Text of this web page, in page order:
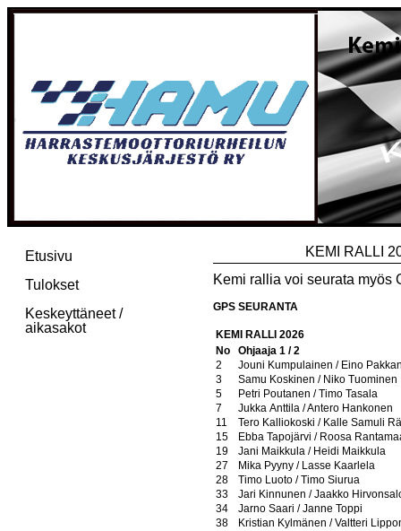
Etusivu
Tulokset
Keskeyttäneet /
aikasakot
KEMI RALLI
Kemi rallia voi seurata myös
GPS SEURANTA
KEMI RALLI 2026
No
Ohjaaja 1 / 2
2
Jouni Kumpulainen / Eino
3
Samu Koskinen / Niko Tuominen
5
Petri Poutanen / Timo Tasala
7
Jukka Anttila / Antero Hankonen
11
Tero Kalliokoski / Kalle Samuli
15
Ebba Tapojärvi / Roosa
19
Jani Maikkula / Heidi Maikkula
27
Mika Pyyny / Lasse Kaarlela
28
Timo Luoto / Timo Siurua
33
Jari Kinnunen / Jaakko
34
Jarno Saari / Janne Toppi
38
Kristian Kylmänen / Valtteri